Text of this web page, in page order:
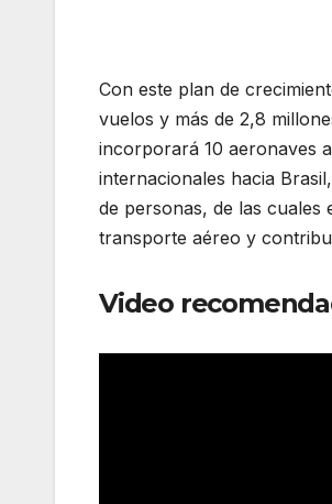
Con este plan de
vuelos y más de 2,8
incorporará 10 aeronaves
internacionales hacia
de personas, de las
transporte aéreo y
Video